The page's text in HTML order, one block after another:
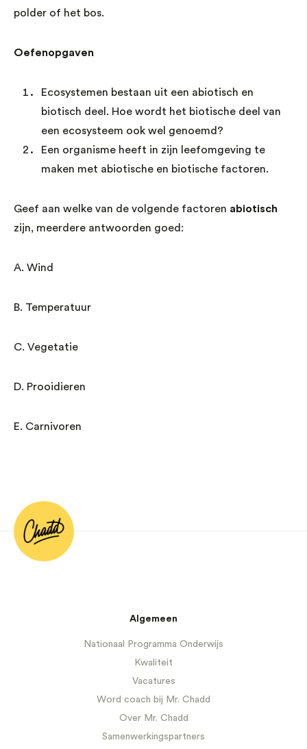
polder of het bos.
Oefenopgaven
Ecosystemen bestaan uit een abiotisch en
biotisch deel. Hoe wordt het biotische deel van
een ecosysteem ook wel genoemd?
Een organisme heeft in zijn leefomgeving te
maken met abiotische en biotische factoren.
Geef aan welke van de volgende factoren abiotisch
zijn, meerdere antwoorden goed:
A. Wind
B. Temperatuur
C. Vegetatie
D. Prooidieren
E. Carnivoren
Algemeen
Nationaal Programma Onderwijs
Kwaliteit
Vacatures
Word coach bij Mr. Chadd
Over Mr. Chadd
Samenwerkingspartners